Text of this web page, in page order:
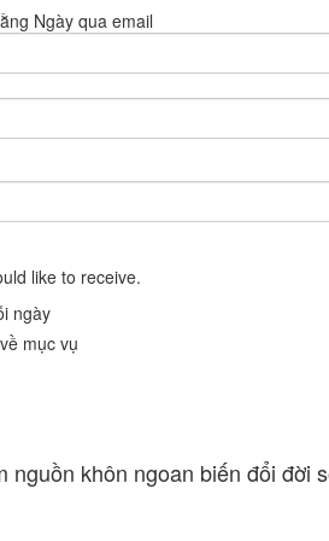
Ngày qua email
like to receive.
ngày
mục vụ
nguồn khôn ngoan biến đổi